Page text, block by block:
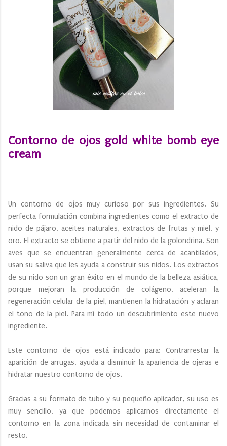
Contorno de ojos gold white bomb eye
cream
Un contorno de ojos muy curioso por sus ingredientes. Su
perfecta formulación combina ingredientes como el extracto de
nido de pájaro, aceites naturales, extractos de frutas y miel, y
oro. El extracto se obtiene a partir del nido de la golondrina. Son
aves que se encuentran generalmente cerca de acantilados,
usan su saliva que les ayuda a construir sus nidos. Los extractos
de su nido son un gran éxito en el mundo de la belleza asiática,
porque mejoran la producción de colágeno, aceleran la
regeneración celular de la piel, mantienen la hidratación y aclaran
el tono de la piel. Para mí todo un descubrimiento este nuevo
ingrediente.
Este contorno de ojos está indicado para: Contrarrestar la
aparición de arrugas, ayuda a disminuir la apariencia de ojeras e
hidratar nuestro contorno de ojos.
Gracias a su formato de tubo y su pequeño aplicador, su uso es
muy sencillo, ya que podemos aplicarnos directamente el
contorno en la zona indicada sin necesidad de contaminar el
resto.